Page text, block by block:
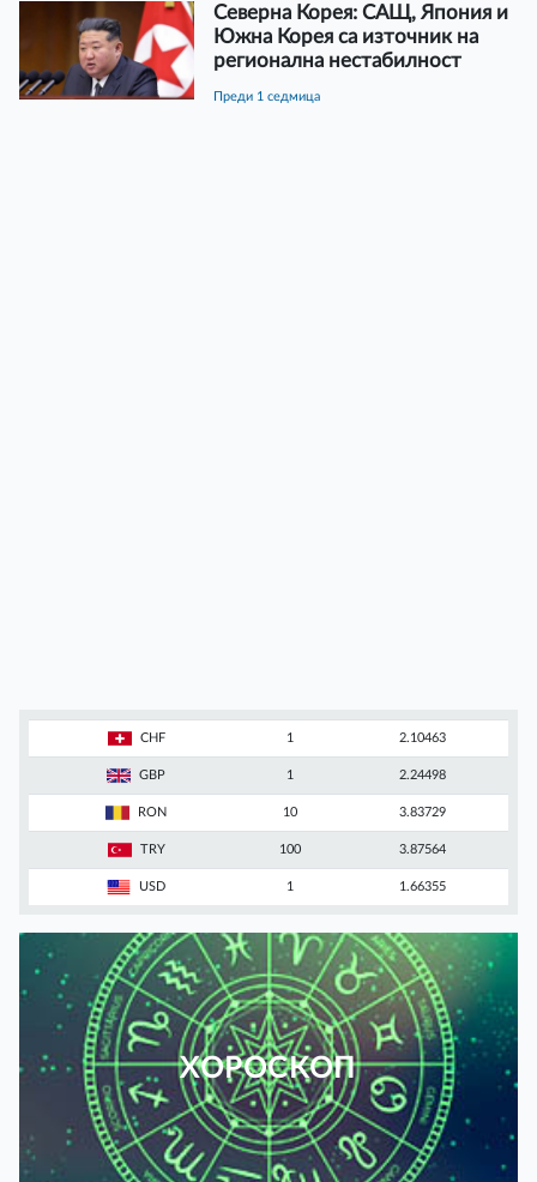
Северна Корея: САЩ, Япония и
Южна Корея са източник на
регионална нестабилност
преди 1 седмица
CHF 1 2.10463
GBP 1 2.24498
RON 10 3.83729
TRY 100 3.87564
USD 1 1.66355
ХОРОСКОП